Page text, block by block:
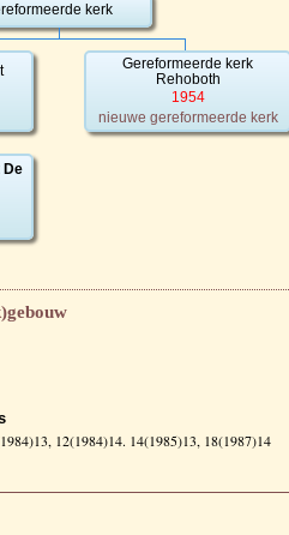
kerk
Gereformeerde kerk
Rehoboth
1954
nieuwe gereformeerde kerk
De
12(1984)14. 14(1985)13, 18(1987)14